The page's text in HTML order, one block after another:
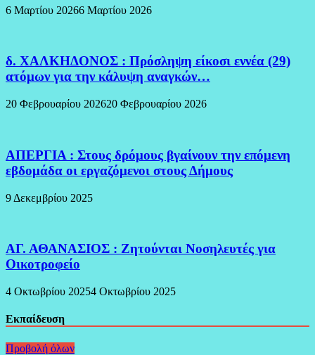
6 Μαρτίου 20266 Μαρτίου 2026
δ. ΧΑΛΚΗΔΟΝΟΣ : Πρόσληψη είκοσι εννέα (29)
ατόμων για την κάλυψη αναγκών…
20 Φεβρουαρίου 202620 Φεβρουαρίου 2026
ΑΠΕΡΓΙΑ : Στους δρόμους βγαίνουν την επόμενη
εβδομάδα οι εργαζόμενοι στους Δήμους
9 Δεκεμβρίου 2025
ΑΓ. ΑΘΑΝΑΣΙΟΣ : Ζητούνται Νοσηλευτές για
Οικοτροφείο
4 Οκτωβρίου 20254 Οκτωβρίου 2025
Εκπαίδευση
Προβολή όλων